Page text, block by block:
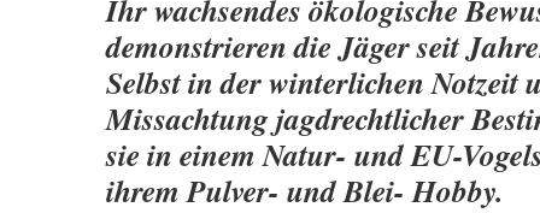
Ihr wachsendes ökologische
demonstrieren die Jäger seit
Selbst in der winterlichen Notzeit
Missachtung jagdrechtlicher
sie in einem Natur- und EU-
ihrem Pulver- und Blei- Hobby.